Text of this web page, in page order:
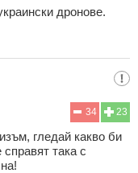
дронове.
23
34
гледай какво би
така с